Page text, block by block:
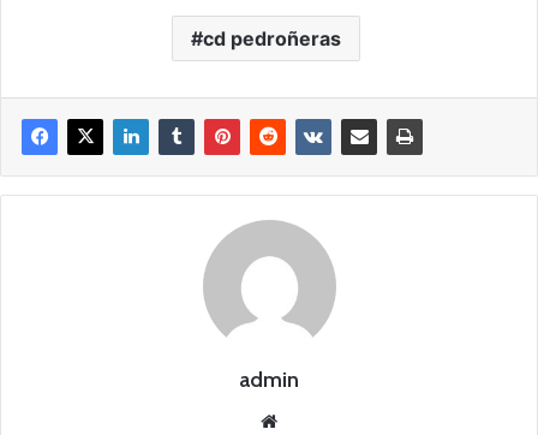
cd pedroñeras
admin